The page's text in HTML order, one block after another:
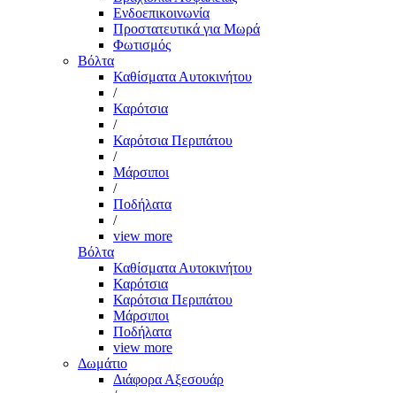
Ενδοεπικοινωνία
Προστατευτικά για Μωρά
Φωτισμός
Βόλτα
Καθίσματα Αυτοκινήτου
/
Καρότσια
/
Καρότσια Περιπάτου
/
Μάρσιποι
/
Ποδήλατα
/
view more
Βόλτα
Καθίσματα Αυτοκινήτου
Καρότσια
Καρότσια Περιπάτου
Μάρσιποι
Ποδήλατα
view more
Δωμάτιο
Διάφορα Αξεσουάρ